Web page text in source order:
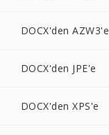
DOCX'den AZW3'e
DOCX'den JPE'e
DOCX'den XPS'e